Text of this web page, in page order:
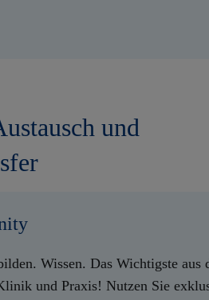
und
Wissen. Das Wichtigste aus
und Praxis! Nutzen Sie